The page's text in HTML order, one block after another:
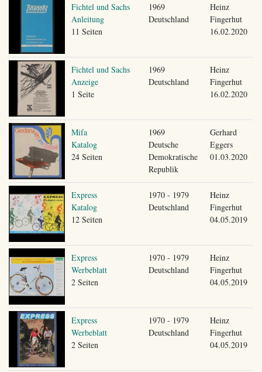
Fichtel und Sachs
Anleitung
11 Seiten
1969
Deutschland
Heinz
Fingerhut
16.02.2020
Fichtel und Sachs
Anzeige
1 Seite
1969
Deutschland
Heinz
Fingerhut
16.02.2020
Mifa
Katalog
24 Seiten
1969
Deutsche
Demokratische
Republik
Gerhard
Eggers
01.03.2020
Express
Katalog
12 Seiten
1970 - 1979
Deutschland
Heinz
Fingerhut
04.05.2019
Express
Werbeblatt
2 Seiten
1970 - 1979
Deutschland
Heinz
Fingerhut
04.05.2019
Express
Werbeblatt
2 Seiten
1970 - 1979
Deutschland
Heinz
Fingerhut
04.05.2019